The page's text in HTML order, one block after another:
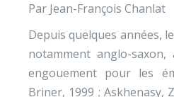
Par Jean-François Chanlat
Depuis quelques années,
notamment anglo-
engouement pour les
Briner, 1999 ; Askhenasy,